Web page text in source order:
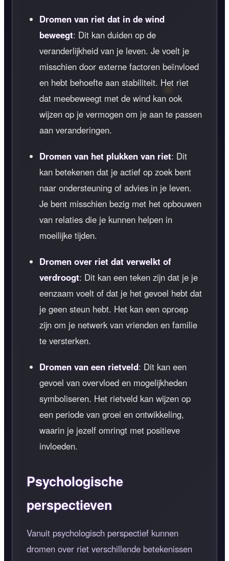
Dromen van riet dat in de wind
beweegt: Dit kan duiden op de
veranderlijkheid van je leven. Je voelt je
misschien door externe factoren beïnvloed
en hebt behoefte aan stabiliteit. Het riet
dat meebeweegt met de wind kan ook
wijzen op je vermogen om je aan te passen
aan veranderingen.
Dromen van het plukken van riet: Dit
kan betekenen dat je actief op zoek bent
naar ondersteuning of advies in je leven.
Je bent misschien bezig met het opbouwen
van relaties die je kunnen helpen in
moeilijke tijden.
Dromen over riet dat verwelkt of
verdroogt: Dit kan een teken zijn dat je je
eenzaam voelt of dat je het gevoel hebt dat
je geen steun hebt. Het kan een oproep
zijn om je netwerk van vrienden en familie
te versterken.
Dromen van een rietveld: Dit kan een
gevoel van overvloed en mogelijkheden
symboliseren. Het rietveld kan wijzen op
een periode van groei en ontwikkeling,
waarin je jezelf omringt met positieve
invloeden.
Psychologische
perspectieven
Vanuit psychologisch perspectief kunnen
dromen over riet verschillende betekenissen